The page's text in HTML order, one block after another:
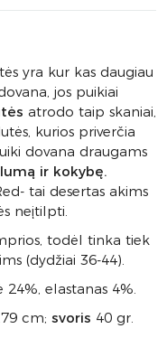
yra kur kas daugiau
jos puikiai
atrodo taip skaniai,
kurios priverčia
dovana draugams
ir kokybę.
tai desertas akims
neįtilpti.
todėl tinka tiek
(dydžiai 36-44).
elastanas 4%.
cm; svoris 40 gr.